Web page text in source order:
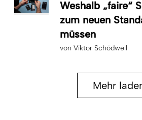
Weshalb „faire“
zum neuen
müssen
von Viktor Schödwell
Mehr